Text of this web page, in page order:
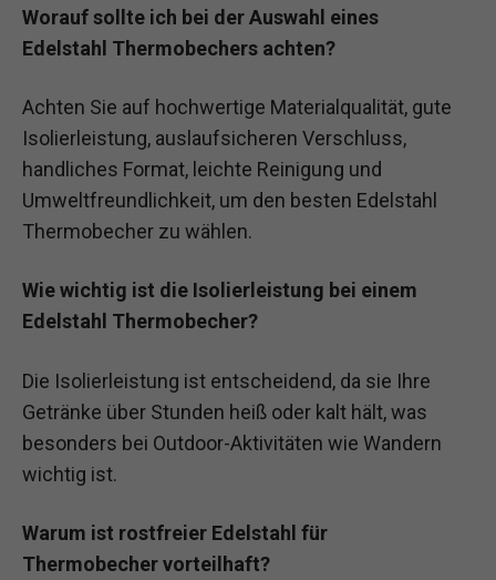
Worauf sollte ich bei der Auswahl eines
Edelstahl Thermobechers achten?
Achten Sie auf hochwertige Materialqualität, gute
Isolierleistung, auslaufsicheren Verschluss,
handliches Format, leichte Reinigung und
Umweltfreundlichkeit, um den besten Edelstahl
Thermobecher zu wählen.
Wie wichtig ist die Isolierleistung bei einem
Edelstahl Thermobecher?
Die Isolierleistung ist entscheidend, da sie Ihre
Getränke über Stunden heiß oder kalt hält, was
besonders bei Outdoor-Aktivitäten wie Wandern
wichtig ist.
Warum ist rostfreier Edelstahl für
Thermobecher vorteilhaft?